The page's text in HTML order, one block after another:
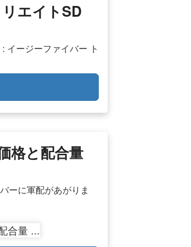
エイトSD
イージーファイバー ト
格と配合量
ーに軍配があがりま